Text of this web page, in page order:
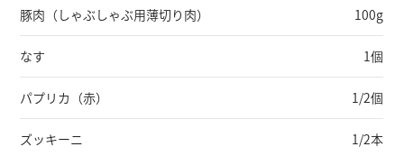
豚肉 （しゃぶしゃぶ用薄切り肉） 100g
なす 1個
パプリカ （赤） 1/2個
ズッキーニ 1/2本